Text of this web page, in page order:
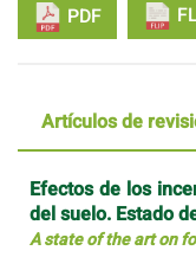
PDF
Artículos de
Efectos de los
del suelo. Estado
A state of the art on